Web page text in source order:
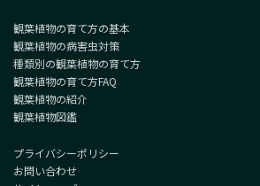
観葉植物の育て方の基本
観葉植物の病害虫対策
種類別の観葉植物の育て方
観葉植物の育て方FAQ
観葉植物の紹介
観葉植物図鑑
プライバシーポリシー
お問い合わせ